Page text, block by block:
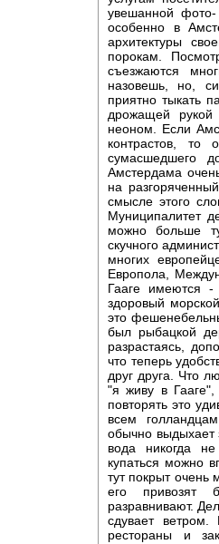
увешанной
особенно в
архитектуры
порокам.
съезжаются
назовешь, но,
приятно тыкать
дрожащей рукой
неоном. Если
контрастов,
сумасшедшего
Амстердама
на
смысле этого
Муниципалитет
можно больше
скучного
многих
Европола,
Гааге имеются -
здоровый
это
был рыбацкой
разрастаясь,
что теперь
друг друга. Что
"я живу в
повторять это
всем
обычно выдыхает
вода никогда
купаться можно
тут покрыт
его привозят
разравнивают.
сдувает
рестораны и